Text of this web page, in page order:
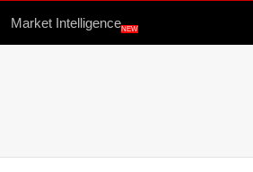
Market IntelligenceNEW